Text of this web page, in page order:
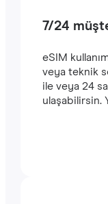
7/24
eSIM
veya teknik
ile veya 24
ulaşabilirsin.